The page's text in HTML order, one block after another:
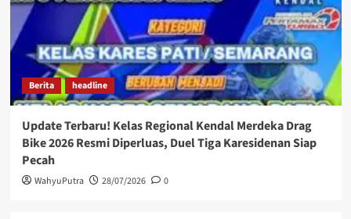
Berita headline
Update Terbaru! Kelas Regional Kendal Merdeka Drag
Bike 2026 Resmi Diperluas, Duel Tiga Karesidenan Siap
Pecah
WahyuPutra 28/07/2026 0